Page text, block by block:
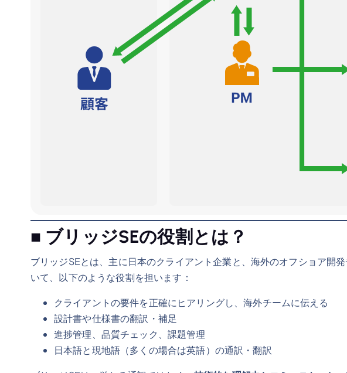
■ ブリッジSEの役割とは？
ブリッジSEとは、主に日本のクライアント企業と、海外のオフショア開
いて、以下のような役割を担います：
クライアントの要件を正確にヒアリングし、海外チームに伝える
設計書や仕様書の翻訳・補足
進捗管理、品質チェック、課題管理
日本語と現地語（多くの場合は英語）の通訳・翻訳